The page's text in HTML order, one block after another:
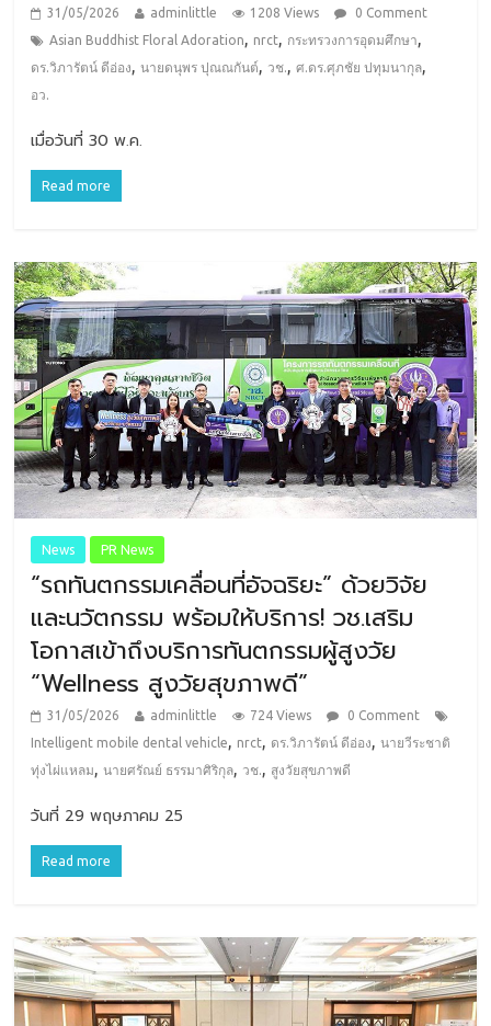
31/05/2026 adminlittle 1208 Views
0 Comment
Asian Buddhist Floral Adoration, nrct, กระทรวงการอุดมศึกษา,
ดร.วิภารัตน์ ดีอ่อง,นายดนุพร ปุณณกันต์, วช.,ศ.ดร.ศุภชัย ปทุมนากุล,
อว.
เมื่อวันที่ 30 พ.ค.
Read more
News PR News
“รถทันตกรรมเคลื่อนที่อัจฉริยะ” ด้วยวิจัย
และนวัตกรรม พร้อมให้บริการ! วช.เสริม
โอกาสเข้าถึงบริการทันตกรรมผู้สูงวัย
“Wellness สูงวัยสุขภาพดี”
31/05/2026 adminlittle 724 Views
0 Comment
Intelligent mobile dental vehicle, nrct, ดร.วิภารัตน์ ดีอ่อง,นายวีระชาติ
ทุ่งไผ่แหลม,นายศรัณย์ ธรรมาศิริกุล, วช., สูงวัยสุขภาพดี
วันที่ 29 พฤษภาคม 25
Read more